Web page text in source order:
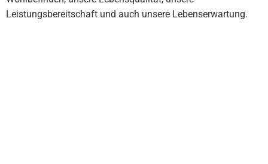
Leistungsbereitschaft und auch unsere Lebenserwartung.